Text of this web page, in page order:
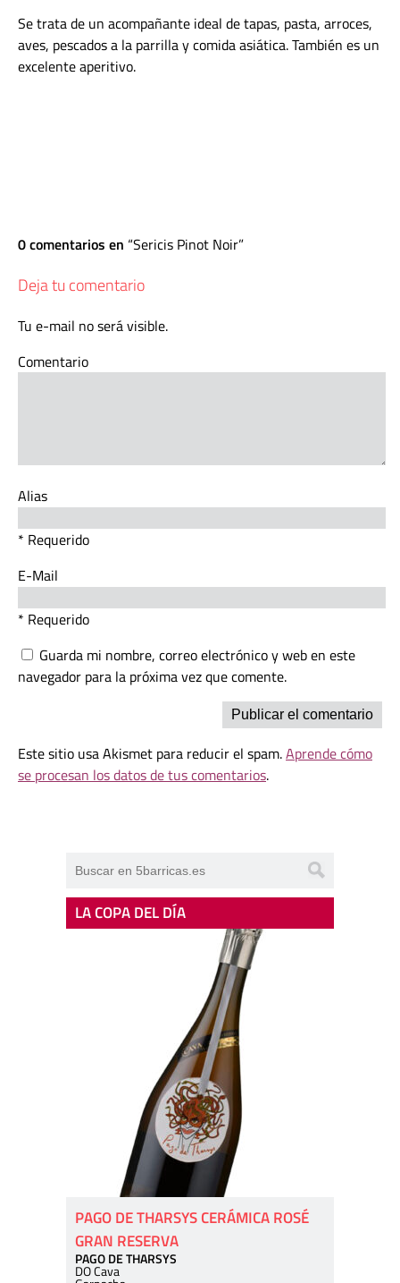
Se trata de un acompañante ideal de tapas, pasta, arroces,
aves, pescados a la parrilla y comida asiática. También es un
excelente aperitivo.
0 comentarios en Sericis Pinot Noir
Deja tu comentario
Tu e-mail no será visible.
Comentario
Alias
* Requerido
E-Mail
* Requerido
Guarda mi nombre, correo electrónico y web en este
navegador para la próxima vez que comente.
Este sitio usa Akismet para reducir el spam.Aprende cómo
se procesan los datos de tus comentarios.
LA COPA DEL DÍA
PAGO DE THARSYS CERÁMICA ROSÉ
GRAN RESERVA
PAGO DE THARSYS
DO Cava